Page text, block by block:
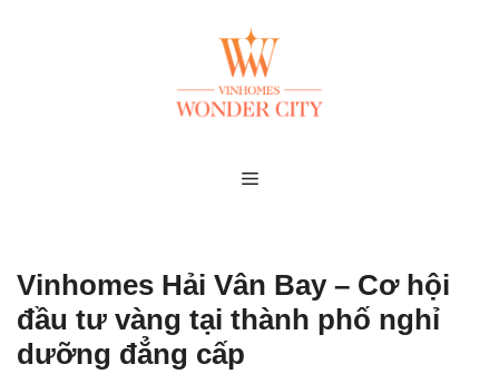
MENU
Vinhomes Hải Vân Bay – Cơ hội
đầu tư vàng tại thành phố nghỉ
dưỡng đẳng cấp